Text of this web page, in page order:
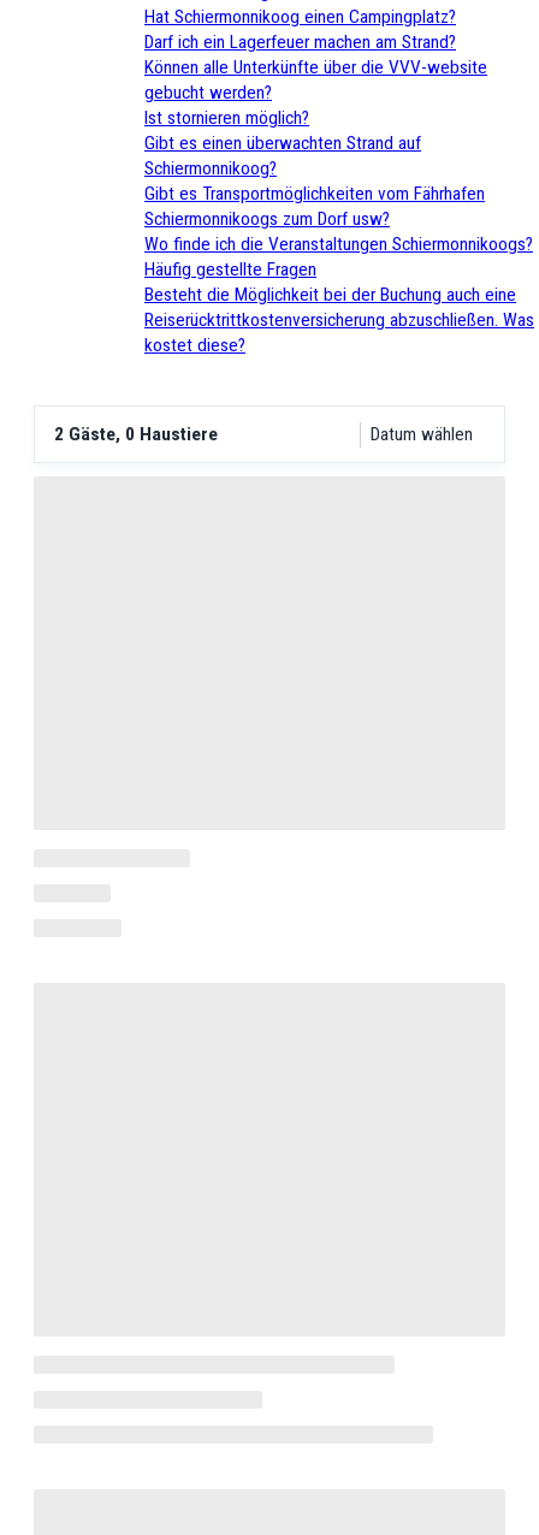
Hat Schiermonnikoog einen Campingplatz?
Darf ich ein Lagerfeuer machen am Strand?
Können alle Unterkünfte über die VVV-website
gebucht werden?
Ist stornieren möglich?
Gibt es einen überwachten Strand auf
Schiermonnikoog?
Gibt es Transportmöglichkeiten vom Fährhafen
Schiermonnikoogs zum Dorf usw?
Wo finde ich die Veranstaltungen Schiermonnikoogs?
Häufig gestellte Fragen
Besteht die Möglichkeit bei der Buchung auch eine
Reiserücktrittkostenversicherung abzuschließen. Was
kostet diese?
2 Gäste, 0 Haustiere Datum wählen